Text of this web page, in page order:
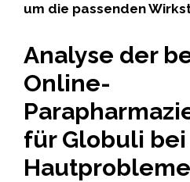
um die passenden
Analyse der
Online-
für Globuli bei